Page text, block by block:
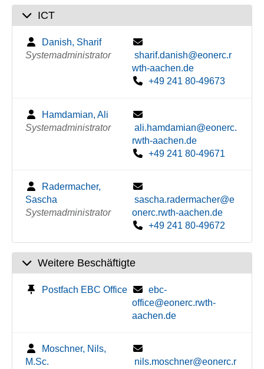
ICT
Danish, Sharif
Systemadministrator
sharif.danish@eonerc.r
wth-aachen.de
+49 241 80-49673
Hamdamian, Ali
Systemadministrator
ali.hamdamian@eonerc.
rwth-aachen.de
+49 241 80-49671
Radermacher,
Sascha
Systemadministrator
sascha.radermacher@e
onerc.rwth-aachen.de
+49 241 80-49672
Weitere Beschäftigte
Postfach EBC Office
ebc-
office@eonerc.rwth-
aachen.de
Moschner, Nils,
M.Sc.
nils.moschner@eonerc.r